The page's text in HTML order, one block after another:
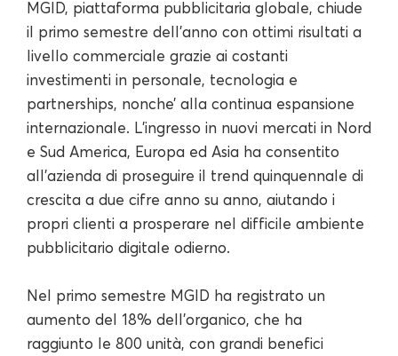
MGID, piattaforma pubblicitaria globale, chiude
il primo semestre dell’anno con ottimi risultati a
livello commerciale grazie ai costanti
investimenti in personale, tecnologia e
partnerships, nonche’ alla continua espansione
internazionale. L’ingresso in nuovi mercati in Nord
e Sud America, Europa ed Asia ha consentito
all'azienda di proseguire il trend quinquennale di
crescita a due cifre anno su anno, aiutando i
propri clienti a prosperare nel difficile ambiente
pubblicitario digitale odierno.
Nel primo semestre MGID ha registrato un
aumento del 18% dell'organico, che ha
raggiunto le 800 unità, con grandi benefici